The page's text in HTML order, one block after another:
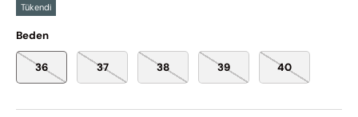
Tükendi
Beden
36 37 38 39 40